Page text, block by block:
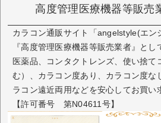
高度管理医療機器等販売
カラコン通販サイト「angelstyle(エン
『高度管理医療機器等販売業者』とし
医薬品、コンタクトレンズ、使い捨て
む）、カラコン度あり、カラコン度な
ラコン遠近両用などを安心してお買い
【許可番号 第N04611号】